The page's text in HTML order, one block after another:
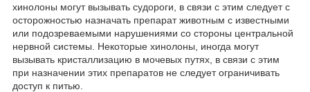
хинолоны могут вызывать судороги, в связи с этим следует с
осторожностью назначать препарат животным с известными
или подозреваемыми нарушениями со стороны центральной
нервной системы. Некоторые хинолоны, иногда могут
вызывать кристаллизацию в мочевых путях, в связи с этим
при назначении этих препаратов не следует ограничивать
доступ к питью.